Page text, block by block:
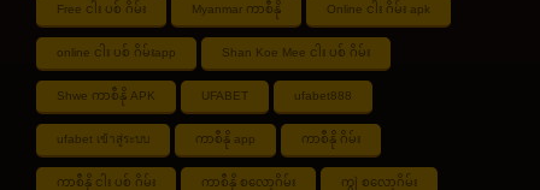
Free ငါး ပစ် ဂိမ်း Myanmar ကာစီနို Online ငါး ဂိမ်း apk
online ငါး ပစ် ဂိမ်းapp Shan Koe Mee ငါး ပစ် ဂိမ်း
Shwe ကာစီနို APK UFABET ufabet888
ufabet เข้าสู่ระบบ ကာစီနို app ကာစီနို ဂိမ်း
ကာစီနို ငါး ပစ် ဂိမ်း ကာစီနို စလော့ဂိမ်း ကျွဲ စလော့ဂိမ်း